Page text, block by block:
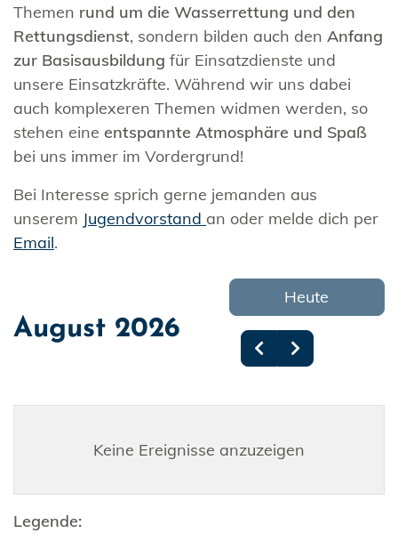
Themen rund um die Wasserrettung und den
Rettungsdienst, sondern bilden auch den Anfang
zur Basisausbildung für Einsatzdienste und
unsere Einsatzkräfte. Während wir uns dabei
auch komplexeren Themen widmen werden, so
stehen eine entspannte Atmosphäre und Spaß
bei uns immer im Vordergrund!
Bei Interesse sprich gerne jemanden aus
unserem Jugendvorstand an oder melde dich per
Email.
August 2026
Heute
Keine Ereignisse anzuzeigen
Legende: